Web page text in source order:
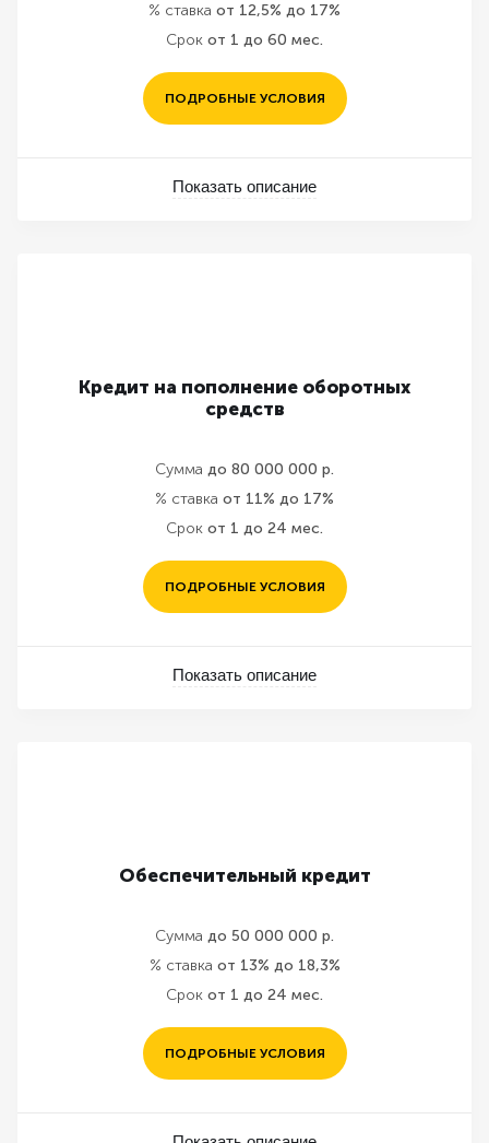
% ставка от 12,5% до 17%
Срок от 1 до 60 мес.
ПОДРОБНЫЕ УСЛОВИЯ
Показать описание
Кредит на пополнение оборотных
средств
Сумма до 80 000 000 р.
% ставка от 11% до 17%
Срок от 1 до 24 мес.
ПОДРОБНЫЕ УСЛОВИЯ
Показать описание
Обеспечительный кредит
Сумма до 50 000 000 р.
% ставка от 13% до 18,3%
Срок от 1 до 24 мес.
ПОДРОБНЫЕ УСЛОВИЯ